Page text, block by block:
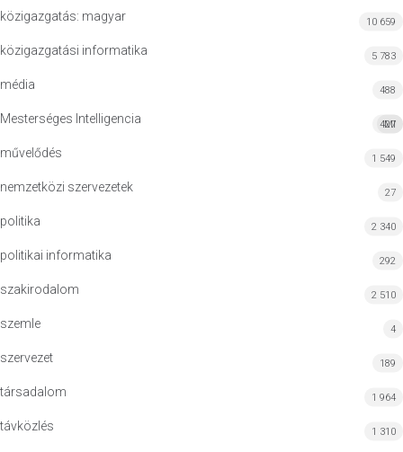
közigazgatás: magyar 10 659
közigazgatási informatika 5 783
média 488
Mesterséges Intelligencia MI
427
művelődés 1 549
nemzetközi szervezetek 27
politika 2 340
politikai informatika 292
szakirodalom 2 510
szemle 4
szervezet 189
társadalom 1 964
távközlés 1 310